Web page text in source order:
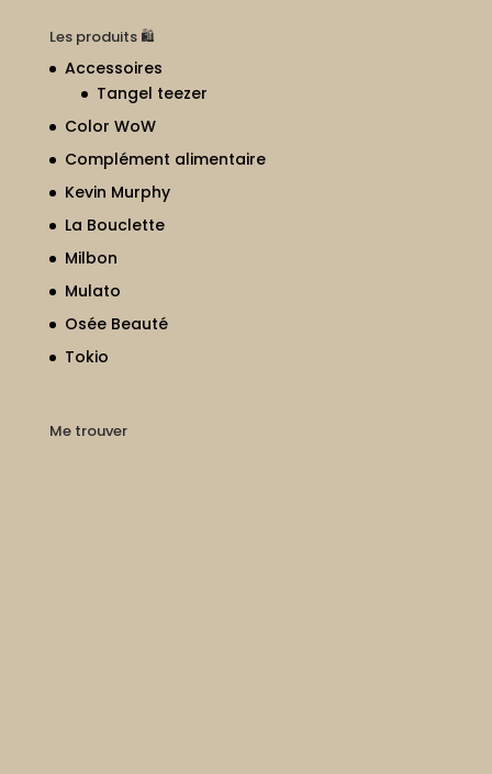
Les produits 🛍
Accessoires
Tangel teezer
Color WoW
Complément alimentaire
Kevin Murphy
La Bouclette
Milbon
Mulato
Osée Beauté
Tokio
Me trouver